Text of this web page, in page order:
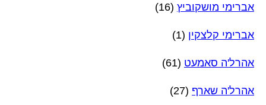
אברימי מושקוביץ (16)
אברימי קלצקין (1)
אהרל'ה סאמעט (61)
אהרל'ה שארף (27)